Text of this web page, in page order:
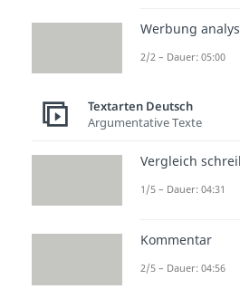
Welt
„Für mich
ohne „t“
oder
„Du
Single!“
würd bei
„Ich
Werbung
2/2 – Dauer: 05:00
Textarten Deutsch
Argumentative Texte
Vergleich
1/5 – Dauer: 04:31
Kommentar
2/5 – Dauer: 04:56